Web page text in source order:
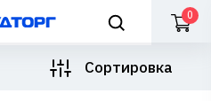
0
Сортировка